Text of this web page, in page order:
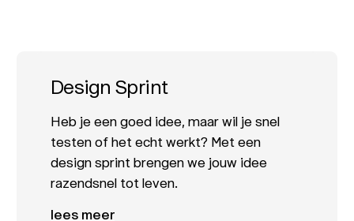
Design Sprint
Heb je een goed idee, maar wil je snel
testen of het echt werkt? Met een
design sprint brengen we jouw idee
razendsnel tot leven.
lees meer